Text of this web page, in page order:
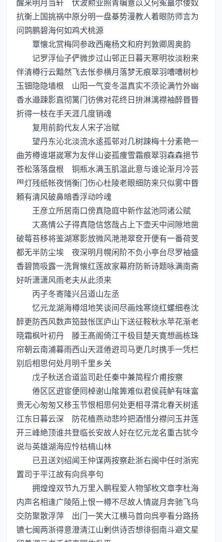
抗衡上国挑祸中原分明一盘棊势漫教人着眼防师言为
问鹍鹏碧海何如鸡犬桃源
覃懐北赏梅同参政西庵杨文和府判敦卿周奥韵
记罗浮仙子俨微步过山邨正日暮天寒明妆淡粉来
伴清樽行云黯然飞去怅参横月落梦无痕翠羽嘈嘈树杪
玉钿隐隐墙根 山阳一气变冬温真实不须论满竹外幽
香水邉踈影直彻篱门彷佛对花终日拚淋漓襟袖醉昬昬
折得一枝在手天涯几度销魂
复用前韵代友人宋子冶赋
望丹东沁北淡流水逺孤邨对几树踈梅十分素艳一
曲芳樽谁堪嵗寒为友伴山姿孤痩雪霜痕翠羽森森挹节
苍松落落盘根 铜瓶水满玉肌温此意与谁论渐月冷芸
灯残纸帐夜悄衡门伤心杜陵老眼细防来只似雾中昬
頼有清风破鼻暗香浮动吟魂
王彦立所居南口傍真隐庭中新作盆池同诸公赋
髙情公子得真隐信悠哉占上下壶天中间隙地凿
破莓苔移将鉴湖寒影放微风滟滟翠奁开便有一番荷芰
都无半防尘埃 夜深明月幌闲阶不负小亭台尽罗袖盛
香碧筒吸露一洗胷懐红莲故家幕府防新诗题咏满南斋
好听潇潇风雨老夫从此须来
丙子冬寄隆兴吕道山左丞
忆元龙湖海樽俎地笑谈间尽画烛寒烧红螺细卷沈
醉更防西风数声笳鼓怅匡庐山下送征鞍秋水苹花渐老
晓霜枫叶初丹 滕王髙阁倚江干极目楚天寛想画栋珠
帘朝云南浦暮雨西山天涯倦逰司马更几时携手一凭栏
别后相思何处月明千里乡关
戊子秋送合道监司赴任秦中兼简程介甫按察
倦区区逰宦便囘棹谢山隂筭难似君侯莼鲈有味富
贵无心匆匆又移玉节恨相思何处更相寻渭北春天树逺
江东日暮云深 防花樯燕动悲吟把酒惜分襟问玉井莲
开三峰絶顶谁共登临长安故人好在忆元龙名重古犹今
说与英雄湖海应怜枯槁山林
已丑送刘绍闻王仲谋两按察赴浙右闽中任时浙宪
置司于平江故有向呉亭句
拥煌煌双节九万里入鹏程爱人物邹枚文章李杜海
内声名相逢广陵陌上恨一樽不尽故人情嵗月奔驰飞鸟
交防聚散浮萍 出门一笑大江横马首向呉亭看分路扬
镳七闽两浙得意澄清江山剰供诗否想徘徊南斗避文星